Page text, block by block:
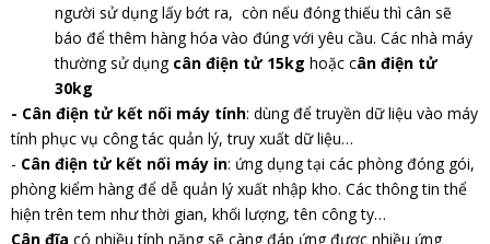
người sử dụng lấy bớt ra, còn nếu đóng thiếu thì cân sẽ
báo để thêm hàng hóa vào đúng với yêu cầu. Các nhà máy
thường sử dụng cân điện tử 15kg hoặc cân điện tử
30kg
- Cân điện tử kết nối máy tính: dùng để truyền dữ liệu vào máy
tính phục vụ công tác quản lý, truy xuất dữ liệu…
- Cân điện tử kết nối máy in: ứng dụng tại các phòng đóng gói,
phòng kiểm hàng để dễ quản lý xuất nhập kho. Các thông tin thể
hiện trên tem như thời gian, khối lượng, tên công ty…
Cân đĩa có nhiều tính năng sẽ càng đáp ứng được nhiều ứng